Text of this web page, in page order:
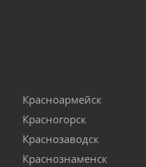
Красноармейск
Красногорск
Краснозаводск
Краснознаменск